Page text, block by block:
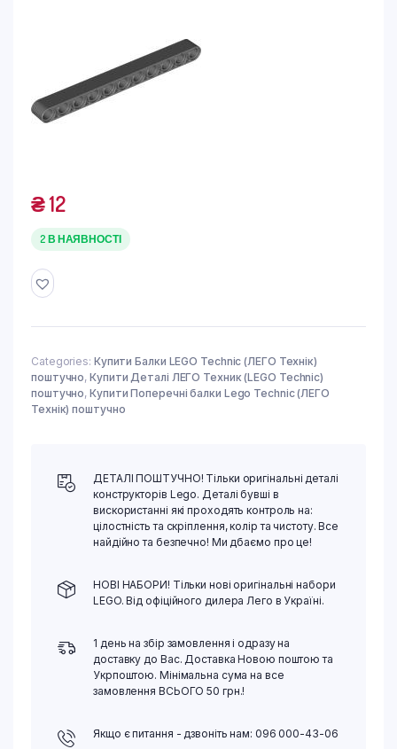
₴12
2 В НАЯВНОСТІ
Categories: Купити Балки LEGO Technic (ЛЕГО Технік)
поштучно,Купити Деталі ЛЕГО Техник (LEGO Technic)
поштучно,Купити Поперечні балки Lego Technic (ЛЕГО
Технік) поштучно
ДЕТАЛІ ПОШТУЧНО! Тільки оригінальні деталі
конструкторів Lego. Деталі бувші в
вискористанні які проходять контроль на:
цілостність та скріплення, колір та чистоту. Все
найдійно та безпечно! Ми дбаємо про це!
НОВІ НАБОРИ! Тільки нові оригінальні набори
LEGO. Від офіційного дилера Лего в Україні.
1 день на збір замовлення і одразу на
доставку до Вас. Доставка Новою поштою та
Укрпоштою. Мінімальна сума на все
замовлення ВСЬОГО 50 грн.!
Якщо є питання - дзвоніть нам: 096 000-43-06